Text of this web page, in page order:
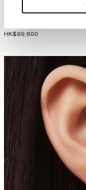
Aerial Double Sunrise
HK$99,800